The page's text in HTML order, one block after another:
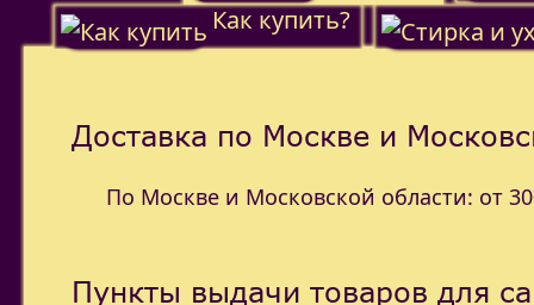
Как купить?
Доставка по Москве и
По Москве и Московской области: от
Пункты выдачи товаров для